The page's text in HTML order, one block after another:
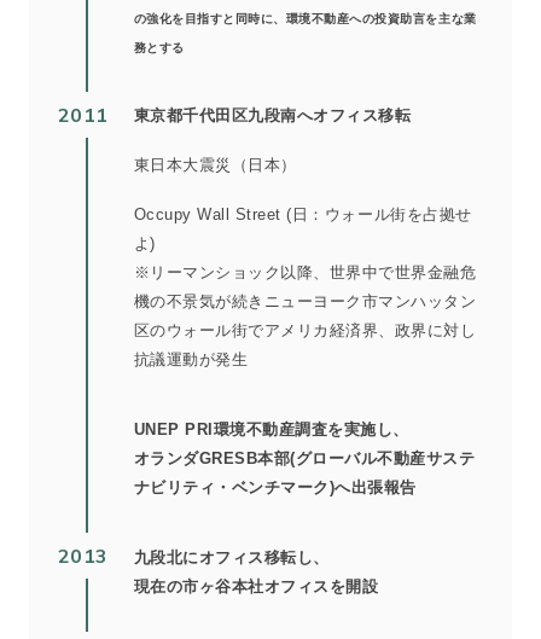
の強化を目指すと同時に、環境不動産への投資助言を主な業
務とする
東日本大震災（日本）
2011 東京都千代田区九段南へオフィス移転
Occupy Wall Street (日：ウォール街を占拠せ
よ)
※リーマンショック以降、世界中で世界金融危
機の不景気が続きニューヨーク市マンハッタン
区のウォール街でアメリカ経済界、政界に対し
抗議運動が発生
UNEP PRI環境不動産調査を実施し、
オランダGRESB本部(グローバル不動産サステ
ナビリティ・ベンチマーク)へ出張報告
2013
九段北にオフィス移転し、
現在の市ヶ谷本社オフィスを開設